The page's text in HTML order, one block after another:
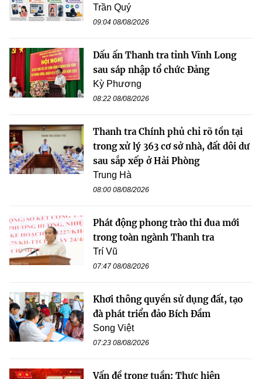
Trần Quý
09:04 08/08/2026
Dấu ấn Thanh tra tỉnh Vĩnh Long
sau sáp nhập tổ chức Đảng
Kỳ Phương
08:22 08/08/2026
Thanh tra Chính phủ chỉ rõ tồn tại
trong xử lý 363 cơ sở nhà, đất dôi dư
sau sắp xếp ở Hải Phòng
Trung Hà
08:00 08/08/2026
Phát động phong trào thi đua mới
trong toàn ngành Thanh tra
Trí Vũ
07:47 08/08/2026
Khơi thông quyền sử dụng đất, tạo
đà phát triển đảo Bích Đầm
Song Việt
07:23 08/08/2026
Vấn đề trong tuần: Thực hiện